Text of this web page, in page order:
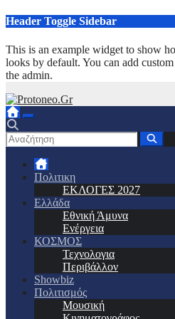
Μετάβαση
περιεχόμενο
Header Toggle Sidebar
This is an example widget to show
looks by default. You can add
the admin.
Πολιτικη
ΕΚΛΟΓΕΣ 2027
Ελλάδα
Εθνική Άμυνα
Ενέργεια
ΚΟΣΜΟΣ
Τεχνολογια
Περιβάλλον
Showbiz
Πολιτισμός
Μουσική